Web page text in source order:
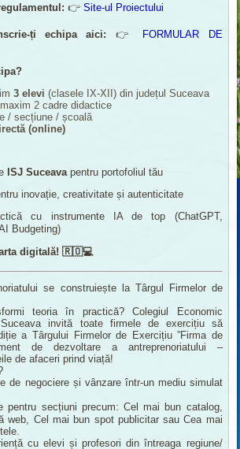
👉Site-ul Proiectului
ți echipa aici: 👉
FORMULAR DE
3 elevi(clasele IX-XII) din județul Suceava
2 cadre didactice
/ secțiune / școală
(online)
ISJ Suceavapentru portofoliul tău
inovație, creativitate și autenticitate
cu instrumente IA de top (ChatGPT,
Budgeting)
digitală!🇷🇴💻
se construiește la Târgul Firmelor de
teoria în practică? Colegiul Economic
Suceava invită toate firmele de exercițiu să
a Târgului Firmelor de Exercițiu ”Firma de
de dezvoltare a antreprenoriatului –
de afaceri prind viață!
de negociere și vânzare într-un mediu simulat
pentru secțiuni precum: Cel mai bun catalog,
web, Cel mai bun spot publicitar sau Cea mai
cu elevi și profesori din întreaga regiune/